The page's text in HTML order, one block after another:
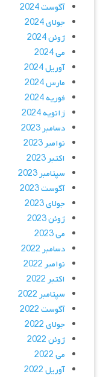
آگوست 2024
جولای 2024
ژوئن 2024
می 2024
آوریل 2024
مارس 2024
فوریه 2024
ژانویه 2024
دسامبر 2023
نوامبر 2023
اکتبر 2023
سپتامبر 2023
آگوست 2023
جولای 2023
ژوئن 2023
می 2023
دسامبر 2022
نوامبر 2022
اکتبر 2022
سپتامبر 2022
آگوست 2022
جولای 2022
ژوئن 2022
می 2022
آوریل 2022